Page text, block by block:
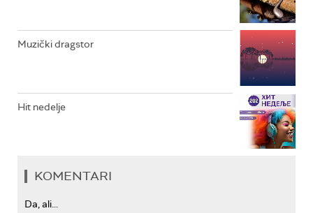
Muzički dragstor
Hit nedelje
KOMENTARI
Da, ali...